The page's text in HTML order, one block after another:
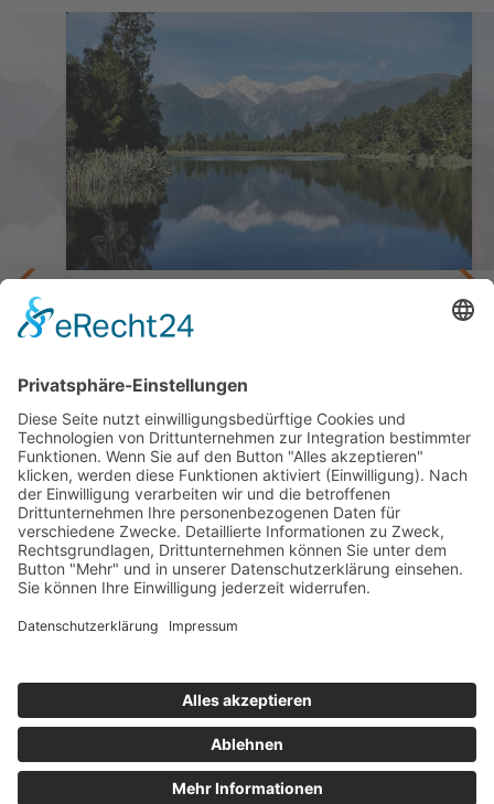
der
Artenreiche Natur & spektakuläre Landschaft
Selbstfahrerreise Neuseeland - Wildnis &
29 Tage ab Auckland / bis Christchurch
ab 7.677,— €
Kontakt Newsletter AGB Datenschutz
Cookie Einstellungen